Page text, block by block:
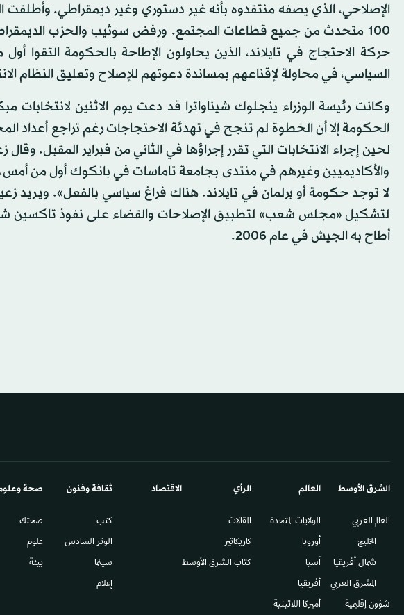
الإصلاحي، الذي يصفه منتقدوه بأنه غير دستوري وغير ديمقراطي.
100 متحدث من جميع قطاعات المجتمع. ورفض سوثيب والحزب
حركة الاحتجاج في تايلاند، الذين يحاولون الإطاحة بالحكومة التقوا
السياسي، في محاولة لإقناعهم بمساندة دعوتهم للإصلاح وتعليق النظام
الحكومة إلا أن الخطوة لم تنجح في تهدئة الاحتجاجات رغم تراجع
لحين إجراء الانتخابات التي تقرر إجراؤها في الثاني من فبراير المقبل.
والأكاديميين وغيرهم في منتدى بجامعة تاماسات في بانكوك أول من
لا توجد حكومة أو برلمان في تايلاند. هناك فراغ سياسي بالفعل». ويريد
لتشكيل «مجلس شعب» لتطبيق الإصلاحات والقضاء على نفوذ تاكسين
أطاح به الجيش في عام 2006.
الشرق الأوسط​
العالم العربي
الخليج
شمال أفريقيا
المشرق العربي
شؤون إقليمية
العالم
الولايات المتحدة
أوروبا
آسيا
أفريقيا
أميركا اللاتينية
الرأي
المقالات
كاريكاتير
كتاب الشرق الأوسط
الاقتصاد ثقافة وفنون
كتب
الوتر السادس​
سينما
إعلام
صحة
صحتك
علوم
بيئة